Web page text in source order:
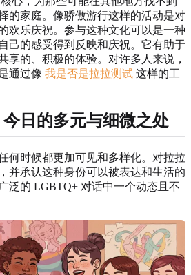
的家庭。像骄傲游行这样的活动是对
欢乐庆祝。参与这种文化可以是一种
己的感受得到反映和庆祝。它有助于
享的、积极的体验。对许多人来说，
通过像 我是否是拉拉测试 这样的工
日的多元与细微之处
何时候都更加可见和多样化。对拉拉
并承认这种身份可以被表达和生活的
泛的 LGBTQ+ 对话中一个动态且不